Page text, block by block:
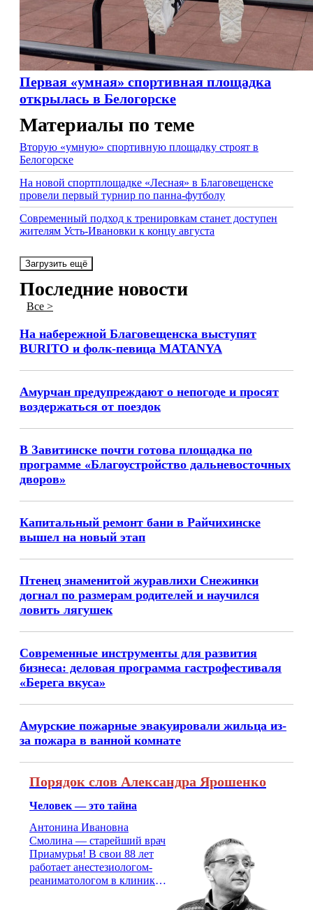
Первая «умная» спортивная площадка
открылась в Белогорске
Материалы по теме
Вторую «умную» спортивную площадку строят в
Белогорске
На новой спортплощадке «Лесная» в Благовещенске
провели первый турнир по панна-футболу
Современный подход к тренировкам станет доступен
жителям Усть-Ивановки к концу августа
Загрузить ещё
Последние новости
Все >
На набережной Благовещенска выступят
BURITO и фолк-певица MATANYA
Амурчан предупреждают о непогоде и просят
воздержаться от поездок
В Завитинске почти готова площадка по
программе «Благоустройство дальневосточных
дворов»
Капитальный ремонт бани в Райчихинске
вышел на новый этап
Птенец знаменитой журавлихи Снежинки
догнал по размерам родителей и научился
ловить лягушек
Современные инструменты для развития
бизнеса: деловая программа гастрофестиваля
«Берега вкуса»
Амурские пожарные эвакуировали жильца из-
за пожара в ванной комнате
Порядок слов Александра Ярошенко
Человек — это тайна
Антонина Ивановна
Смолина — старейший врач
Приамурья! В свои 88 лет
работает анестезиологом-
реаниматологом в клинике